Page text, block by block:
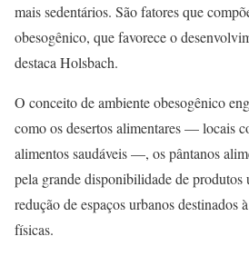
mais sedentários. São fatores que
obesogênico, que favorece o
destaca Holsbach.
O conceito de ambiente obesogênico
como os desertos alimentares — locais
alimentos saudáveis —, os pântanos
pela grande disponibilidade de produtos
redução de espaços urbanos destinados
físicas.